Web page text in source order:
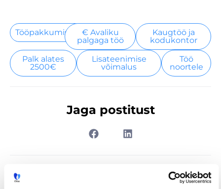
Tööpakkumised
€ Avaliku
palgaga töö
Kaugtöö ja
kodukontor
Palk alates
2500€
Lisateenimise
võimalus
Töö
noortele
Jaga postitust
JÄRGMINE